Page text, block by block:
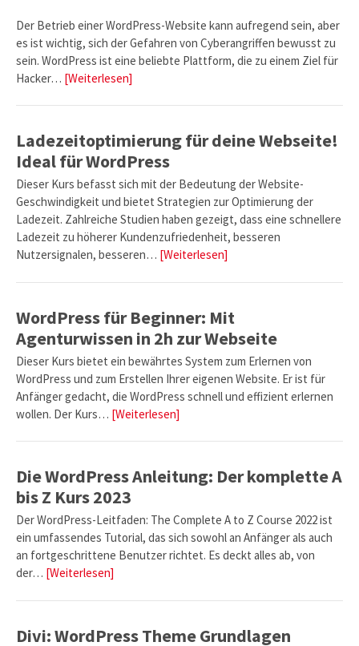
Der Betrieb einer WordPress-Website kann aufregend sein, aber
es ist wichtig, sich der Gefahren von Cyberangriffen bewusst zu
sein. WordPress ist eine beliebte Plattform, die zu einem Ziel für
Hacker… [Weiterlesen]
Ladezeitoptimierung für deine Webseite!
Ideal für WordPress
Dieser Kurs befasst sich mit der Bedeutung der Website-
Geschwindigkeit und bietet Strategien zur Optimierung der
Ladezeit. Zahlreiche Studien haben gezeigt, dass eine schnellere
Ladezeit zu höherer Kundenzufriedenheit, besseren
Nutzersignalen, besseren… [Weiterlesen]
WordPress für Beginner: Mit
Agenturwissen in 2h zur Webseite
Dieser Kurs bietet ein bewährtes System zum Erlernen von
WordPress und zum Erstellen Ihrer eigenen Website. Er ist für
Anfänger gedacht, die WordPress schnell und effizient erlernen
wollen. Der Kurs… [Weiterlesen]
Die WordPress Anleitung: Der komplette A
bis Z Kurs 2023
Der WordPress-Leitfaden: The Complete A to Z Course 2022 ist
ein umfassendes Tutorial, das sich sowohl an Anfänger als auch
an fortgeschrittene Benutzer richtet. Es deckt alles ab, von
der… [Weiterlesen]
Divi: WordPress Theme Grundlagen